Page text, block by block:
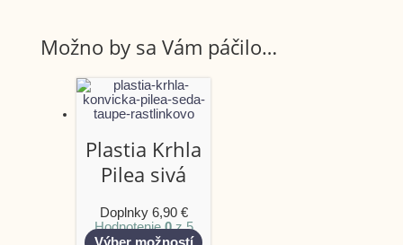
Možno by sa Vám páčilo…
Plastia Krhla
Pilea sivá
Doplnky 6,90 €
Hodnotenie0z 5